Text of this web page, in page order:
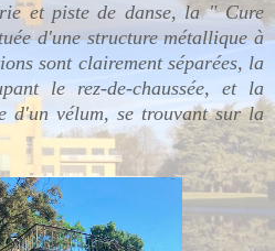
et piste de danse, la " Cure
d'une structure métallique à
sont clairement séparées, la
le rez-de-chaussée, et la
d'un vélum, se trouvant sur la